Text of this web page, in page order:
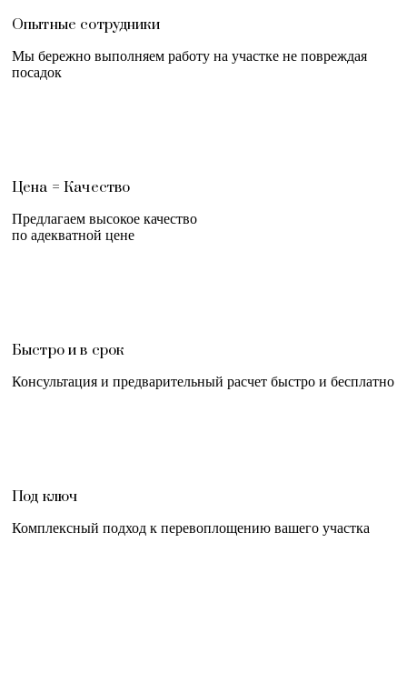
Опытные сотрудники
Мы бережно выполняем работу на участке не повреждая
посадок
Цена = Качество
Предлагаем высокое качество
по адекватной цене
Быстро и в срок
Консультация и предварительный расчет быстро и бесплатно
Под ключ
Комплексный подход к перевоплощению вашего участка